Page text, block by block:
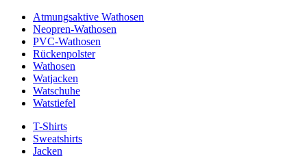
Atmungsaktive Wathosen
Neopren-Wathosen
PVC-Wathosen
Rückenpolster
Wathosen
Watjacken
Watschuhe
Watstiefel
T-Shirts
Sweatshirts
Jacken